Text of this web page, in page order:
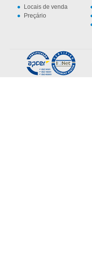
Locais de venda
Preçário